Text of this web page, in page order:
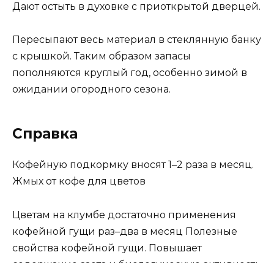
Дают остыть в духовке с приоткрытой дверцей.
Пересыпают весь материал в стеклянную банку
с крышкой. Таким образом запасы
пополняются круглый год, особенно зимой в
ожидании огородного сезона.
Справка
Кофейную подкормку вносят 1–2 раза в месяц.
Жмых от кофе для цветов
Цветам на клумбе достаточно применения
кофейной гущи раз–два в месяц Полезные
свойства кофейной гущи. Повышает